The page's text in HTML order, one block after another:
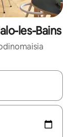
les-Bains
ja alas-